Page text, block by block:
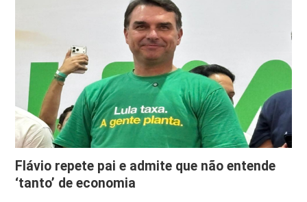
Flávio repete pai e admite que não entende
‘tanto’ de economia